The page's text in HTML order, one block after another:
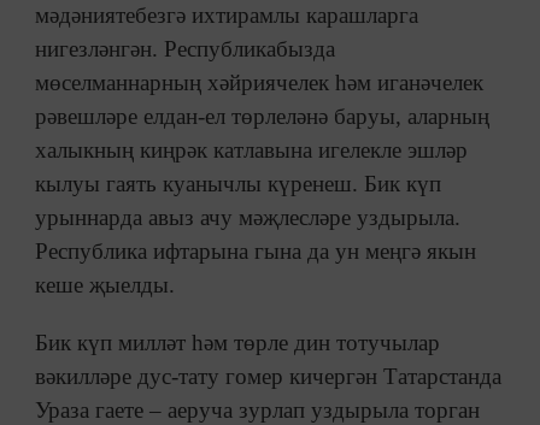
мәдәниятебезгә ихтирамлы карашларга
нигезләнгән. Республикабызда
мөселманнарның хәйриячелек һәм иганәчелек
рәвешләре елдан-ел төрлеләнә баруы, аларның
халыкның киңрәк катлавына игелекле эшләр
кылуы гаять куанычлы күренеш. Бик күп
урыннарда авыз ачу мәҗлесләре уздырыла.
Республика ифтарына гына да ун меңгә якын
кеше җыелды.
Бик күп милләт һәм төрле дин тотучылар
вәкилләре дус-тату гомер кичергән Татарстанда
Ураза гаете – аеруча зурлап уздырыла торган